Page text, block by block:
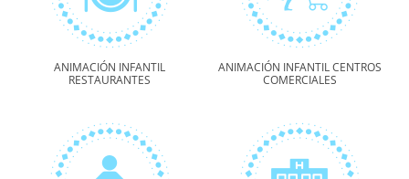
ANIMACIÓN INFANTIL
RESTAURANTES
ANIMACIÓN INFANTIL CENTROS
COMERCIALES